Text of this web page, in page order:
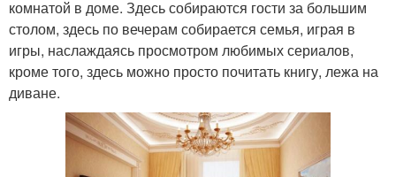
комнатой в доме. Здесь собираются гости за большим
столом, здесь по вечерам собирается семья, играя в
игры, наслаждаясь просмотром любимых сериалов,
кроме того, здесь можно просто почитать книгу, лежа на
диване.